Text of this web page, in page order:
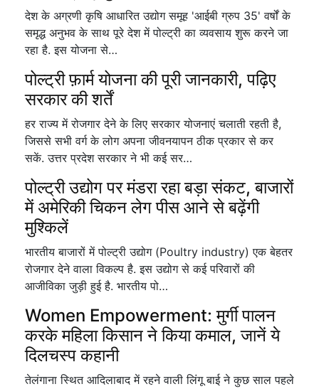
देश के अग्रणी कृषि आधारित उद्योग समूह 'आईबी ग्रुप 35' वर्षों के
समृद्ध अनुभव के साथ पूरे देश में पोल्ट्री का व्यवसाय शुरू करने जा
रहा है. इस योजना से…
पोल्ट्री फ़ार्म योजना की पूरी जानकारी, पढ़िए
सरकार की शर्तें
हर राज्य में रोजगार देने के लिए सरकार योजनाएं चलाती रहती है,
जिससे सभी वर्ग के लोग अपना जीवनयापन ठीक प्रकार से कर
सकें. उत्तर प्रदेश सरकार ने भी कई सर…
पोल्ट्री उद्योग पर मंडरा रहा बड़ा संकट, बाजारों
में अमेरिकी चिकन लेग पीस आने से बढ़ेंगी
मुश्किलें
भारतीय बाजारों में पोल्ट्री उद्योग (Poultry industry) एक बेहतर
रोजगार देने वाला विकल्प है. इस उद्योग से कई परिवारों की
आजीविका जुड़ी हुई है. भारतीय पो…
Women Empowerment: मुर्गी पालन
करके महिला किसान ने किया कमाल, जानें ये
दिलचस्प कहानी
तेलंगाना स्थित आदिलाबाद में रहने वाली लिंगू बाई ने कुछ साल पहले